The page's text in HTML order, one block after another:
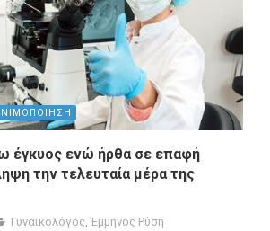
έγκυος ενώ ήρθα σε επαφή
την τελευταία μέρα της
Γυναικολόγος ,Έμμηνος Ρύση